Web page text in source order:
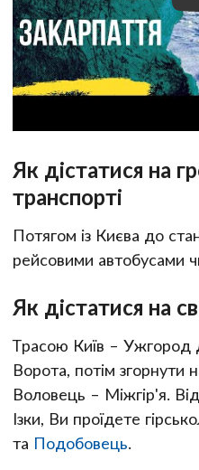
Як дістатися на
транспорті
Потягом із Києва до
рейсовими автобусами
Як дістатися на
Трасою Київ – Ужгород
Ворота, потім згорнути
Воловець – Міжгір'я.
Ізки, Ви проїдете
та Подобовець.